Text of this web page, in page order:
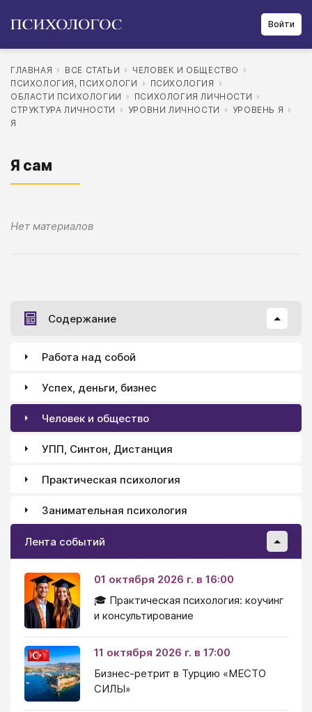
Войти
ГЛАВНАЯ ВСЕ СТАТЬИ
ЧЕЛОВЕК И ОБЩЕСТВО
ПСИХОЛОГИЯ, ПСИХОЛОГИ
ПСИХОЛОГИЯ
ОБЛАСТИ ПСИХОЛОГИИ
ПСИХОЛОГИЯ ЛИЧНОСТИ
СТРУКТУРА ЛИЧНОСТИ
УРОВНИ ЛИЧНОСТИ
УРОВЕНЬ Я
Я
Я сам
Нет материалов
Содержание
Работа над собой
Успех, деньги, бизнес
Человек и общество
УПП, Синтон, Дистанция
Практическая психология
Занимательная психология
Лента событий
01 октября 2026 г. в 16:00
🎓 Практическая психология: коучинг
и консультирование
11 октября 2026 г. в 17:00
Бизнес-ретрит в Турцию «МЕСТО
СИЛЫ»